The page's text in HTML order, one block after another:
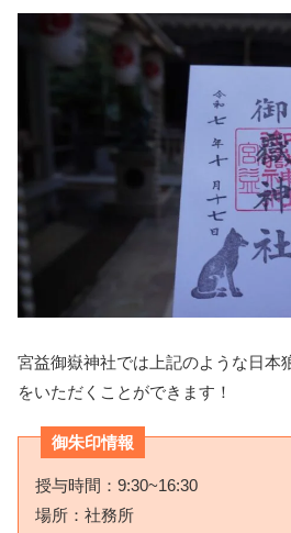
宮益御嶽神社では上記のような日本
をいただくことができます！
御朱印情報
授与時間：9:30~16:30
場所：社務所